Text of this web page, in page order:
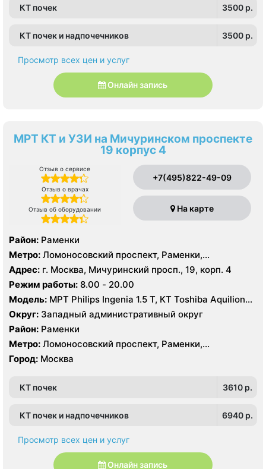
КТ почек 3500 p.
КТ почек и надпочечников 3500 p.
Просмотр всех цен и услуг
Онлайн запись
МРТ КТ и УЗИ на Мичуринском проспекте
19 корпус 4
Отзыв о сервисе
Отзыв о врачах
Отзыв об оборудовании
+7(495)822-49-09
На карте
Район: Раменки
Метро: Ломоносовский проспект, Раменки,
Мичуринский проспект
Адрес: г. Москва, Мичуринский просп., 19, корп. 4
Режим работы: 8.00 - 20.00
Модель: МРТ Philips Ingenia 1.5 T, КТ Toshiba Aquilion
32 среза, УЗИ GE Logiq-9, Philips iU22
Округ: Западный административный округ
Район: Раменки
Метро: Ломоносовский проспект, Раменки,
Мичуринский проспект
Город: Москва
КТ почек 3610 p.
КТ почек и надпочечников 6940 p.
Просмотр всех цен и услуг
Онлайн запись